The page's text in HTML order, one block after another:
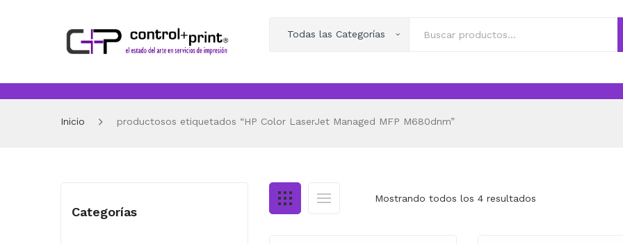
Todas las Categorías
Inicio productosos etiquetados “HP Color LaserJet Managed MFP M680dnm”
Mostrando todos los 4 resultados
Categorías